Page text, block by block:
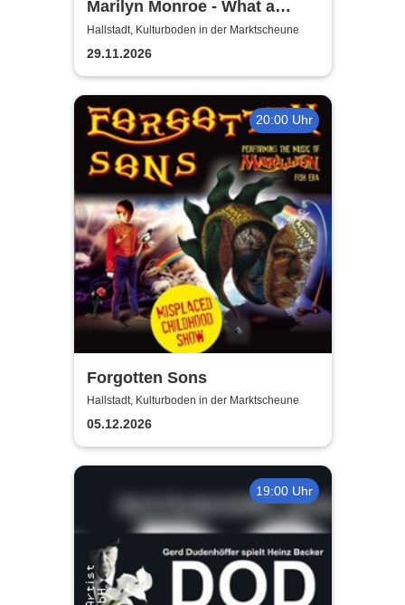
Marilyn Monroe - What a
Beautiful Dream | Fränkischer
Theatersommer
Hallstadt, Kulturboden in der Marktscheune
29.11.2026
20:00 Uhr
Forgotten Sons
Hallstadt, Kulturboden in der Marktscheune
05.12.2026
19:00 Uhr